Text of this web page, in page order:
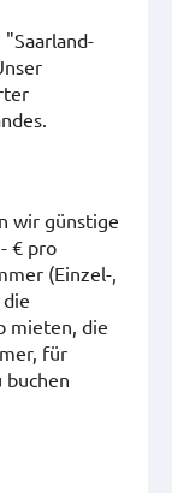
wir günstige
€ pro
(Einzel-,
mieten, die
für
buchen